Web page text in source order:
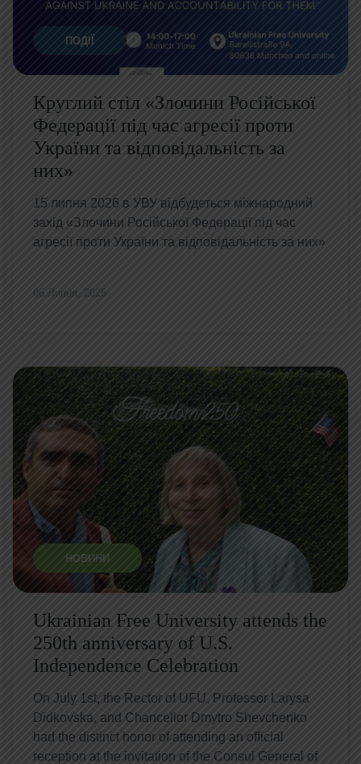
ПОДІЇ
Круглий стіл «Злочини Російської
Федерації під час агресії проти
України та відповідальність за
них»
15 липня 2026 в УВУ відбудеться міжнародний
захід «Злочини Російської Федерації під час
агресії проти України та відповідальність за них»
06 Липня, 2026
НОВИНИ
Ukrainian Free University attends the
250th anniversary of U.S.
Independence Celebration
On July 1st, the Rector of UFU, Professor Larysa
Didkovska, and Chancellor Dmytro Shevchenko
had the distinct honor of attending an official
reception at the invitation of the Consul General of